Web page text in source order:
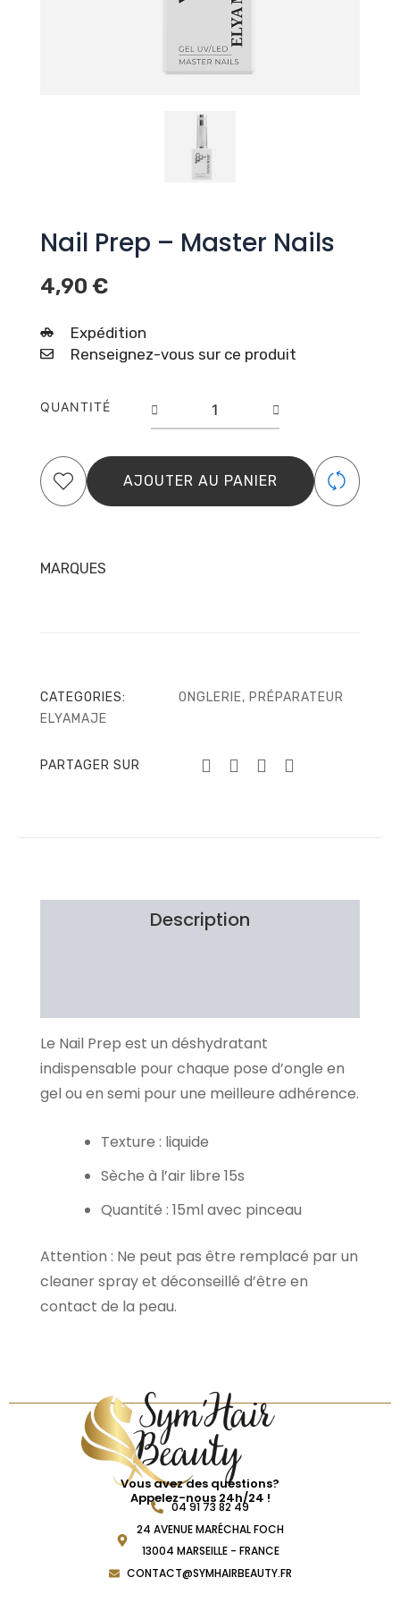
Nail Prep – Master Nails
4,90 €
Expédition
Renseignez-vous sur ce produit
QUANTITÉ
Prep
Master
Nails
AJOUTER AU PANIER
MARQUES
CATEGORIES: ONGLERIE, PRÉPARATEUR
ELYAMAJE
PARTAGER SUR
Description
Le Nail Prep est un déshydratant
indispensable pour chaque pose d’ongle en
gel ou en semi pour une meilleure adhérence.
Texture : liquide
Sèche à l’air libre 15s
Quantité : 15ml avec pinceau
Attention : Ne peut pas être remplacé par un
cleaner spray et déconseillé d’être en
contact de la peau.
Vous avez des questions?
Appelez-nous 24h/24 !
04 91 73 82 49
24 AVENUE MARÉCHAL FOCH
13004 MARSEILLE - FRANCE
CONTACT@SYMHAIRBEAUTY.FR